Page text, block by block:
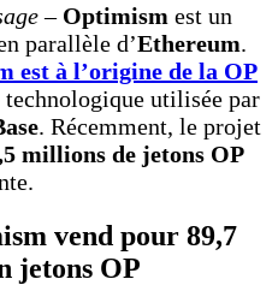
– Optimism est un
parallèle d’Ethereum.
est à l’origine de la OP
technologique utilisée par
. Récemment, le projet
millions de jetons OP
vend pour 89,7
jetons OP